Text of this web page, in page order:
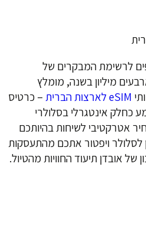
לרשימת המבקרים של
מיליון בשנה, מומלץ
eSIM לארצות הברית
– כרטיס
כחלק אינטגרלי בסלולרי
אטרקטיבי לשיחות בהיותכם
לסלולר ויפטור אתכם מהתעסקות